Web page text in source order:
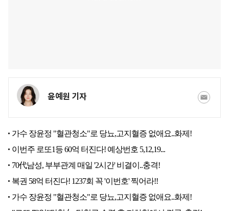
윤예원 기자